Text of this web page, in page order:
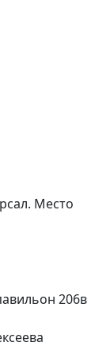
Место
206в